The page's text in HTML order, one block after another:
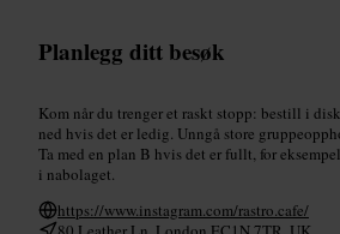
Planlegg ditt besøk
Kom når du trenger et raskt stopp: bestill i
ned hvis det er ledig. Unngå store
Ta med en plan B hvis det er fullt, for
i nabolaget.
https://www.instagram.com/rastro.cafe/